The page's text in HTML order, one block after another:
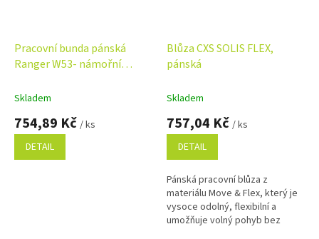
Pracovní bunda pánská
Ranger W53- námořní
Skladem
754,89 Kč / ks
DETAIL
Blůza CXS SOLIS FLEX,
pánská
Skladem
757,04 Kč / ks
DETAIL
Pánská pracovní blůza z
materiálu Move & Flex, který je
vysoce odolný, flexibilní a
umožňuje volný pohyb bez